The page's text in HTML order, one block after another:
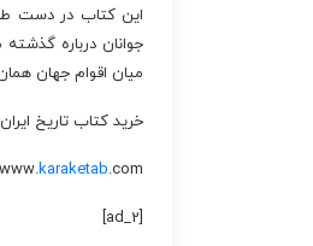
این کتاب در دست
جوانان درباره
میان اقوام جهان
خرید کتاب تاریخ ایران
karaketab.com/کتاب-تاریخ/کتاب-ایران-از-آغاز-تا-اسلام.html